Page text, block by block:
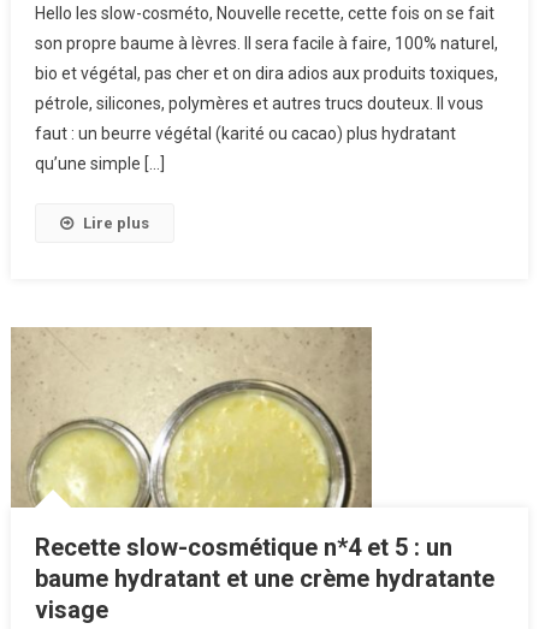
Cosmétique
N*6 : Un
Baume À
Lèvres
Hello les slow-cosméto, Nouvelle recette, cette fois on se fait
son propre baume à lèvres. Il sera facile à faire, 100% naturel,
bio et végétal, pas cher et on dira adios aux produits toxiques,
pétrole, silicones, polymères et autres trucs douteux. Il vous
faut : un beurre végétal (karité ou cacao) plus hydratant
qu’une simple […]
Lire plus
Recette slow-cosmétique n*4 et 5 : un
baume hydratant et une crème hydratante
visage